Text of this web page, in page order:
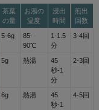
茶葉
の量
お湯の
温度
浸出
時間
煎出
回数
5-6g
85-
90℃
1-1.5
分
3-4回
5g 熱湯
45
秒-1
分
2-3回
6g 熱湯
45
秒-1
4-5回